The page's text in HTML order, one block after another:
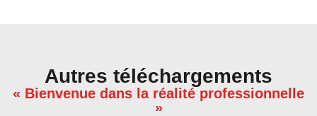
Autres téléchargements
« Bienvenue dans la réalité professionnelle
»